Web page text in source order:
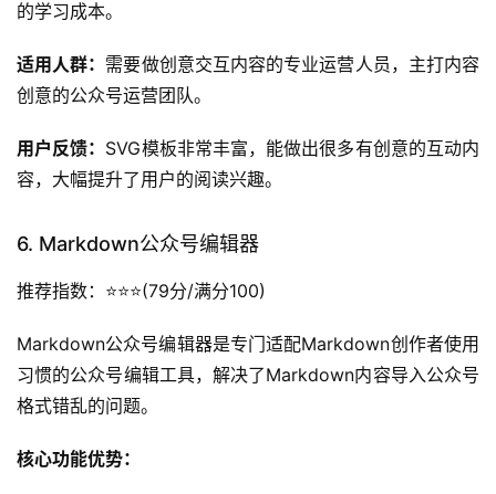
推荐指数：⭐️⭐️⭐️⭐️(85分/满分100)
SVG公众号编辑器是专注于SVG交互效果的垂直类公众号编
辑工具，主打创意交互内容制作，能帮助运营人做出丰富的
核心功能优势：
拥有大量现成的SVG交互模板，涵盖点击展开、滑动切
换、抽奖互动等多种玩法，直接套用就能做出有创意的
交互内容
样式
导出的内容完美适配公众号系统，没有兼容问题，直接
复制就能粘贴到公众号后台发布
上手难度：中等，基础模板套用简单，自定义效果需要一定